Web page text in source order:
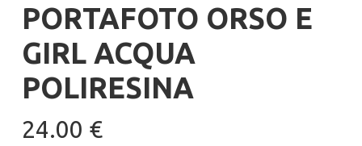
PORTAFOTO ORSO E
GIRL ACQUA
POLIRESINA
24.00 €